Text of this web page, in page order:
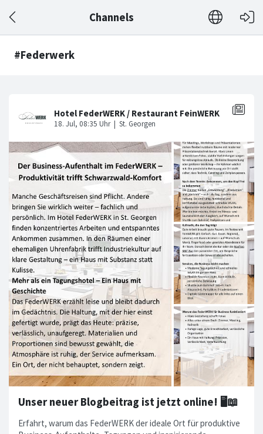
Channels
#Federwerk
Unser neuer Blogbeitrag ist jetzt online! 🖥️📖
Erfahrt, warum das FederWERK der ideale Ort für produktive